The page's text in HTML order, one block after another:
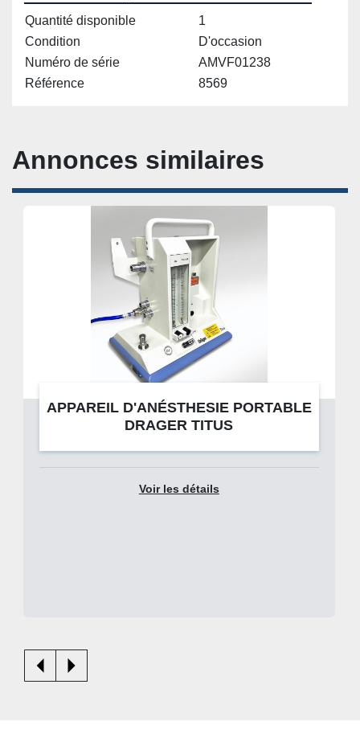
Quantité disponible
1
Condition
D'occasion
Numéro de série
AMVF01238
Référence
8569
Annonces similaires
APPAREIL D'ANÉSTHESIE PORTABLE
DRAGER TITUS
Voir les détails